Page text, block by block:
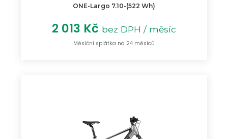
ONE-Largo 7.10-(522 Wh)
2 013 Kč bez DPH / měsíc
Měsíční splátka na 24 měsíců